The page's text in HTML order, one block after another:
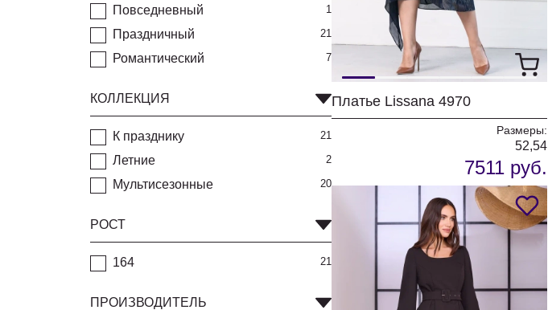
Повседневный 1
Праздничный 21
Романтический 7
КОЛЛЕКЦИЯ
К празднику 21
Летние 2
Мультисезонные 20
РОСТ
164 21
ПРОИЗВОДИТЕЛЬ
Платье Lissana 4970
Размеры:
52,54
7511 руб.